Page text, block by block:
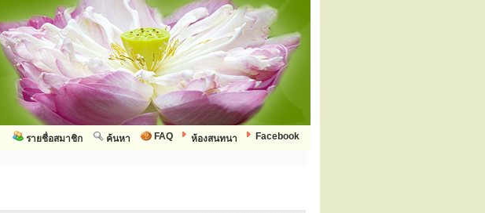
Facebook
ห้องสนทนา
FAQ
ค้นหา
รายชื่อสมาชิก